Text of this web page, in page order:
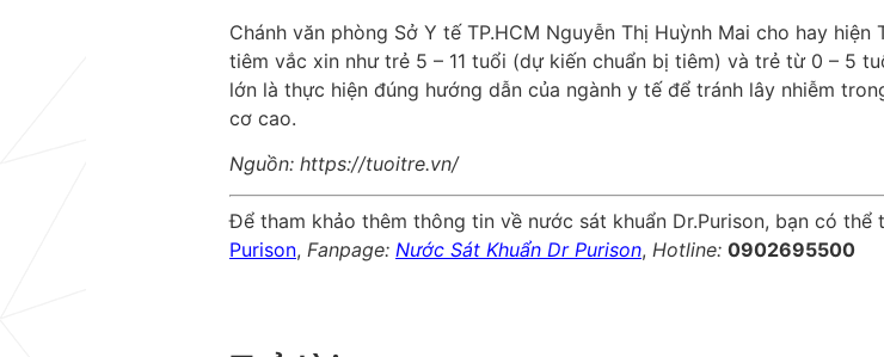
Chánh văn phòng Sở Y tế TP.HCM Nguyễn Thị Huỳnh Mai cho hay
tiêm vắc xin như trẻ 5 – 11 tuổi (dự kiến chuẩn bị tiêm) và trẻ từ 0 – 5
lớn là thực hiện đúng hướng dẫn của ngành y tế để tránh lây nhiễm
cơ cao.
Nguồn: https://tuoitre.vn/
Để tham khảo thêm thông tin về nước sát khuẩn Dr.Purison, bạn có thể
Purison, Fanpage: Nước Sát Khuẩn Dr Purison, Hotline: 0902695500